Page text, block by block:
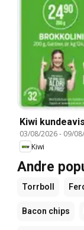
Kiwi kundeavis
03/08/2026- 09/
Kiwi
Andre
Torrboll
Bacon chips